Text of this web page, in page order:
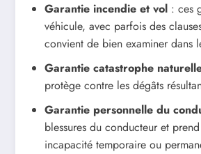
Garantie incendie et vol : ces
véhicule, avec parfois des
convient de bien examiner dans
Garantie catastrophe
protège contre les dégâts
Garantie personnelle du
blessures du conducteur et
incapacité temporaire ou